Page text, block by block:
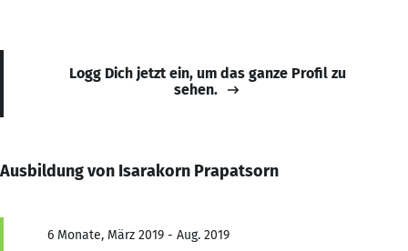
Logg Dich jetzt ein, um das ganze Profil zu
sehen.
Ausbildung von Isarakorn Prapatsorn
6 Monate, März 2019 - Aug. 2019